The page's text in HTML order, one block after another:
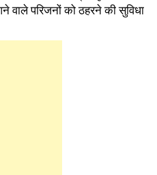
वाले परिजनों को ठहरने की सुविधा